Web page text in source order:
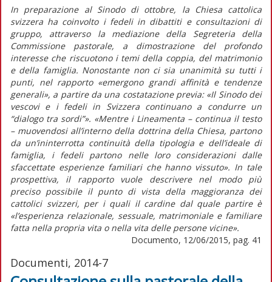
In preparazione al Sinodo di ottobre, la Chiesa cattolica
svizzera ha coinvolto i fedeli in dibattiti e consultazioni di
gruppo, attraverso la mediazione della Segreteria della
Commissione pastorale, a dimostrazione del profondo
interesse che riscuotono i temi della coppia, del matrimonio
e della famiglia. Nonostante non ci sia unanimità su tutti i
punti, nel rapporto «emergono grandi affinità e tendenze
generali», a partire da una costatazione previa: «Il Sinodo dei
vescovi e i fedeli in Svizzera continuano a condurre un
“dialogo tra sordi”». «Mentre i Lineamenta – continua il testo
– muovendosi all’interno della dottrina della Chiesa, partono
da un’ininterrotta continuità della tipologia e dell’ideale di
famiglia, i fedeli partono nelle loro considerazioni dalle
sfaccettate esperienze familiari che hanno vissuto». In tale
prospettiva, il rapporto vuole descrivere nel modo più
preciso possibile il punto di vista della maggioranza dei
cattolici svizzeri, per i quali il cardine dal quale partire è
«l’esperienza relazionale, sessuale, matrimoniale e familiare
fatta nella propria vita o nella vita delle persone vicine».
Documento, 12/06/2015, pag. 41
Documenti, 2014-7